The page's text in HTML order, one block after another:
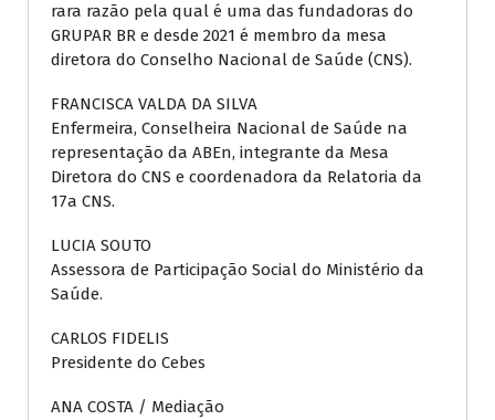
rara razão pela qual é uma das fundadoras do
GRUPAR BR e desde 2021 é membro da mesa
diretora do Conselho Nacional de Saúde (CNS).
FRANCISCA VALDA DA SILVA
Enfermeira, Conselheira Nacional de Saúde na
representação da ABEn, integrante da Mesa
Diretora do CNS e coordenadora da Relatoria da
17a CNS.
LUCIA SOUTO
Assessora de Participação Social do Ministério da
Saúde.
CARLOS FIDELIS
Presidente do Cebes
ANA COSTA / Mediação